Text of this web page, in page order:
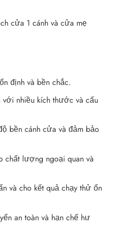
cửa 1 cánh và cửa mẹ
định và bền chắc.
nhiều kích thước và cấu
bền cánh cửa và đảm bảo
chất lượng ngoại quan và
và cho kết quả chạy thử ổn
an toàn và hạn chế hư